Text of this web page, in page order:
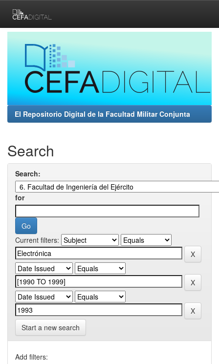
navigation
El Repositorio Digital de la Facultad Militar Conjunta
Search
Search:
for
Current filters:
Start a new search
Add filters: